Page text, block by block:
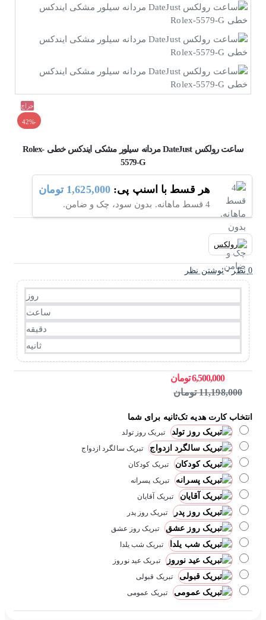
حراج
-42%
ساعت رولکس DateJust مردانه سیلور مشکی ایندکس خطی Rolex-
5579-G
هر قسط با اسنپ پی: 1,625,000 تومان
4 قسط ماهانه. بدون سود، چک و ضامن.
0 نظر - نوشتن نظر
روز
ساعت
دقیقه
ثانیه
6,500,000 تومان
11,198,000 تومان
انتخاب کارت هدیه تک‌ثانیه برای شما
تبریک روز تولد
تبریک سالگرد ازدواج
تبریک کودکان
تبریک پسرانه
تبریک آقایان
تبریک روز پدر
تبریک روز عشق
تبریک شب یلدا
تبریک عید نوروز
تبریک قبولی
تبریک عمومی